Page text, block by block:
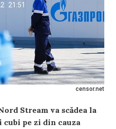
censor.net
21:51
Stream va scădea la
cubi pe zi din cauza